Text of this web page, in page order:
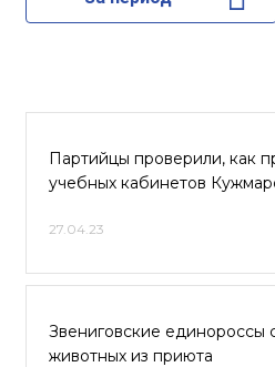
Партийцы проверили, как
учебных кабинетов
27.04.23
Звениговские единороссы
животных из приюта